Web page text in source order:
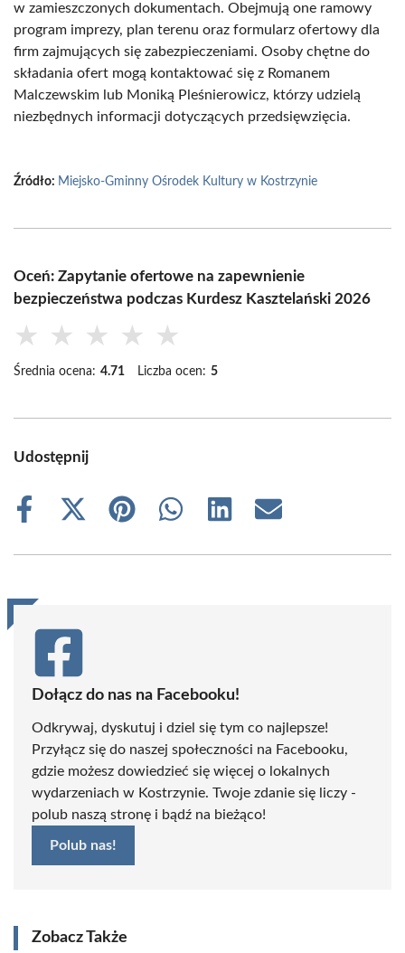
w zamieszczonych dokumentach. Obejmują one ramowy
program imprezy, plan terenu oraz formularz ofertowy dla
firm zajmujących się zabezpieczeniami. Osoby chętne do
składania ofert mogą kontaktować się z Romanem
Malczewskim lub Moniką Pleśnierowicz, którzy udzielą
niezbędnych informacji dotyczących przedsięwzięcia.
Źródło: Miejsko-Gminny Ośrodek Kultury w Kostrzynie
Oceń: Zapytanie ofertowe na zapewnienie
bezpieczeństwa podczas Kurdesz Kasztelański 2026
★ ★ ★ ★ ★
Średnia ocena: 4.71 Liczba ocen: 5
Udostępnij
Share
Share
(Twitter)
Share
Share
Share
Share
Dołącz do nas na Facebooku!
Odkrywaj, dyskutuj i dziel się tym co najlepsze!
Przyłącz się do naszej społeczności na Facebooku,
gdzie możesz dowiedzieć się więcej o lokalnych
wydarzeniach w Kostrzynie. Twoje zdanie się liczy -
polub naszą stronę i bądź na bieżąco!
Polub nas!
Zobacz Także